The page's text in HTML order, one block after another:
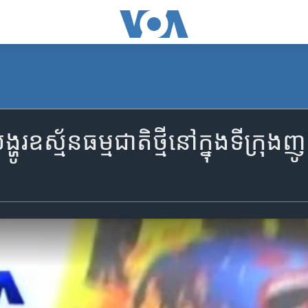
រ​ឧស្ម័ន​ធម្មជាតិ​ថ្មី​នៅ​ក្នុង​ទីក្រុង​